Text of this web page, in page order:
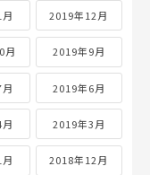
2019年12月
月 2019年9月
2019年6月
2019年3月
2018年12月